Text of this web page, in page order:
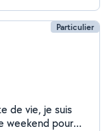
Particulier
de vie, je suis
weekend pour